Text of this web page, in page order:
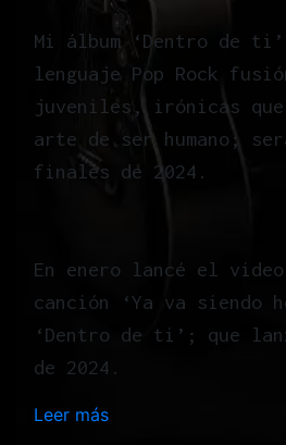
Mi álbum ‘Dentro de
lenguaje Pop Rock
juveniles, irónicas
arte de ser humano;
finales de 2024.
En enero lancé el
canción ‘Ya va siendo
‘Dentro de ti’; que
de 2024.
Leer más: